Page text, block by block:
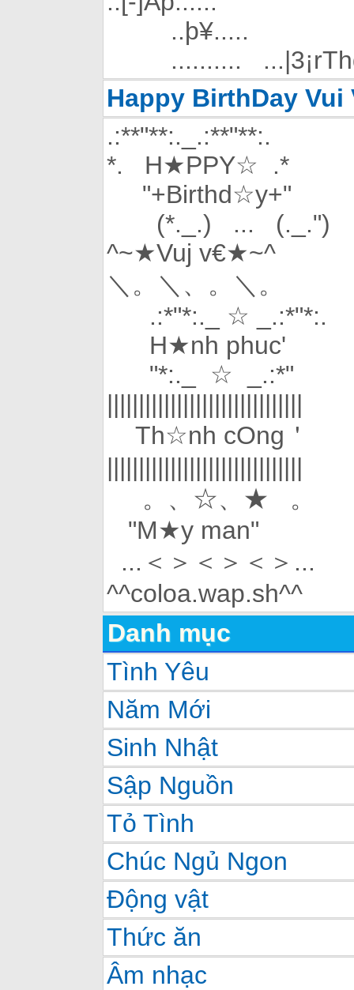
..þ¥.....
..........
Happy BirthDay Vui
.:**"**:._.:**"**:.
*. H★PPY☆ .*
"+Birthd☆y+"
(*._.) ... (._.")
^~★Vuj v€★~^
＼。＼、。＼。
.:*"*:._ ☆ _.:*"*:.
H★nh phuc'
"*:._ ☆ _.:*"
|||||||||||||||||||||||||||||||
Th☆nh cOng＇
|||||||||||||||||||||||||||||||
。、☆、★ 。
"M★y man"
...＜＞＜＞＜＞...
^^coloa.wap.sh^^
Danh mục
Tình Yêu
Năm Mới
Sinh Nhật
Sập Nguồn
Tỏ Tình
Chúc Ngủ Ngon
Động vật
Thức ăn
Âm nhạc